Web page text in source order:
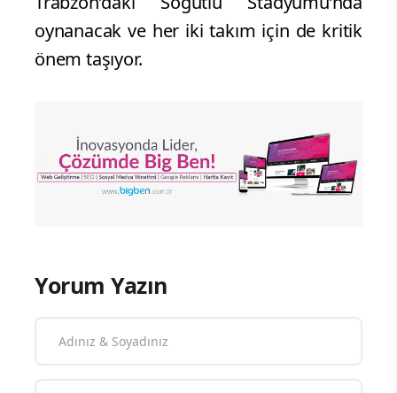
oynanacak ve her iki takım için de kritik
önem taşıyor.
Yorum Yazın